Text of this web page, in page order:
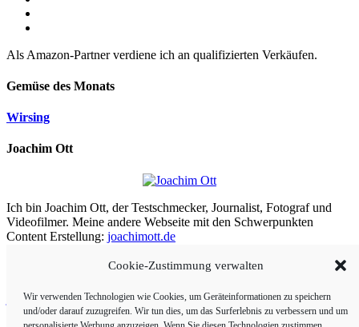
Als Amazon-Partner verdiene ich an qualifizierten Verkäufen.
Gemüse des Monats
Wirsing
Joachim Ott
Ich bin Joachim Ott, der Testschmecker, Journalist, Fotograf und
Videofilmer. Meine andere Webseite mit den Schwerpunkten
Content Erstellung: joachimott.de
joachimott.de
Panoramafoto-Shop
Cookie-Zustimmung verwalten
Wir verwenden Technologien wie Cookies, um Geräteinformationen zu speichern
und/oder darauf zuzugreifen. Wir tun dies, um das Surferlebnis zu verbessern und um